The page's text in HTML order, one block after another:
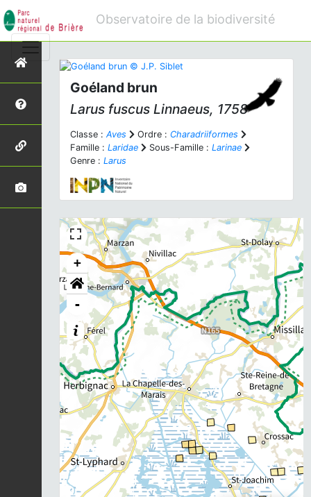
Observatoire de la biodiversité
Goéland brun
Larus fuscus Linnaeus, 1758
Classe : Aves Ordre : Charadriiformes
Famille : Laridae Sous-Famille : Larinae
Genre : Larus
+
-